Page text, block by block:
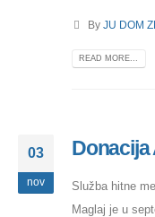
By JU DOM
READ MORE...
03
nov
Donacija
Služba hitne
Maglaj je u